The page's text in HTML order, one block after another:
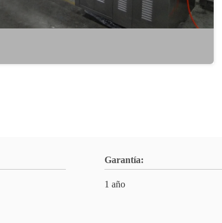
Garantía:
1 año